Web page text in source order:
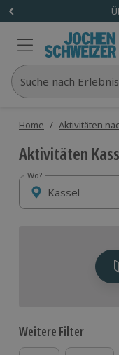
Suche nach
Home / Aktivitäten
Aktivitäten
Wo?
Wo?
Weitere Filter